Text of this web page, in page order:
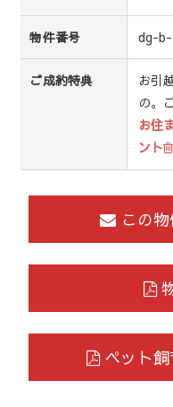
物件番号 dg-b-
ご成約特典
お引
の。
お住
ント
この
ペット飼